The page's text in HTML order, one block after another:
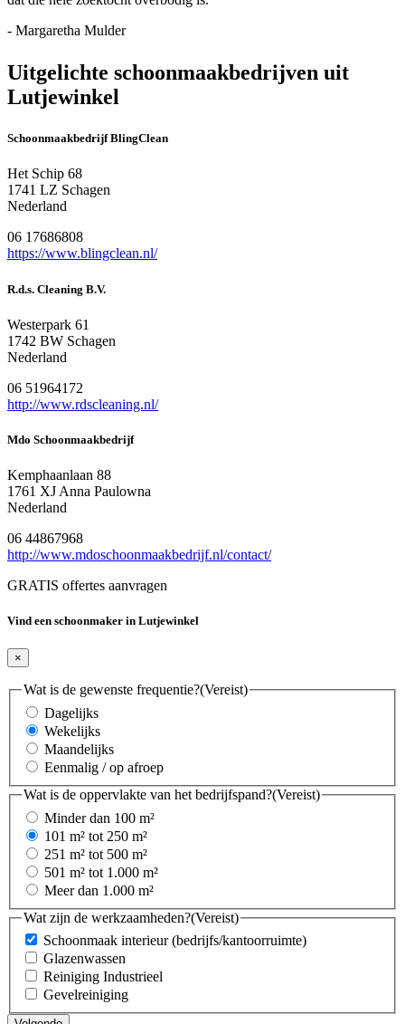
- Margaretha Mulder
Uitgelichte schoonmaakbedrijven uit
Lutjewinkel
Schoonmaakbedrijf BlingClean
Het Schip 68
1741 LZ Schagen
Nederland
06 17686808
https://www.blingclean.nl/
R.d.s. Cleaning B.V.
Westerpark 61
1742 BW Schagen
Nederland
06 51964172
http://www.rdscleaning.nl/
Mdo Schoonmaakbedrijf
Kemphaanlaan 88
1761 XJ Anna Paulowna
Nederland
06 44867968
http://www.mdoschoonmaakbedrijf.nl/contact/
GRATIS offertes aanvragen
Vind een schoonmaker in Lutjewinkel
×
Wat is de gewenste frequentie?(Vereist)
Dagelijks
Wekelijks
Maandelijks
Eenmalig / op afroep
Wat is de oppervlakte van het bedrijfspand?(Vereist)
Minder dan 100 m²
101 m² tot 250 m²
251 m² tot 500 m²
501 m² tot 1.000 m²
Meer dan 1.000 m²
Wat zijn de werkzaamheden?(Vereist)
Schoonmaak interieur (bedrijfs/kantoorruimte)
Glazenwassen
Reiniging Industrieel
Gevelreiniging